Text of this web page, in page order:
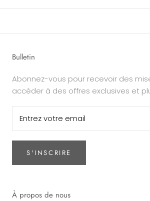
Bulletin
Abonnez-vous pour recevoir des
accéder à des offres exclusives et
S'INSCRIRE
À propos de nous